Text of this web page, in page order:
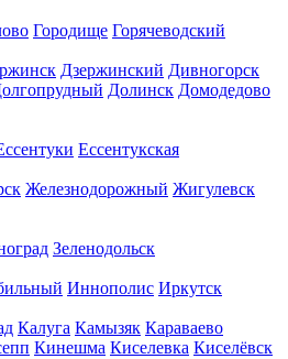
Городище Горячеводский
Дзержинский Дивногорск
Долинск Домодедово
Ессентукская
Железнодорожный Жигулевск
Зеленодольск
Иннополис Иркутск
Калуга Камызяк Караваево
Кинешма Киселевка Киселёвск